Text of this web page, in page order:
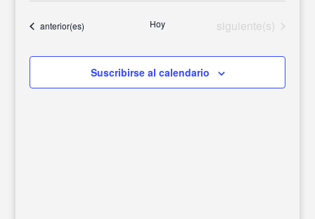
fecha.
Eventos
anterior(es) Hoy Eventos
siguiente(s)
Suscribirse al calendario